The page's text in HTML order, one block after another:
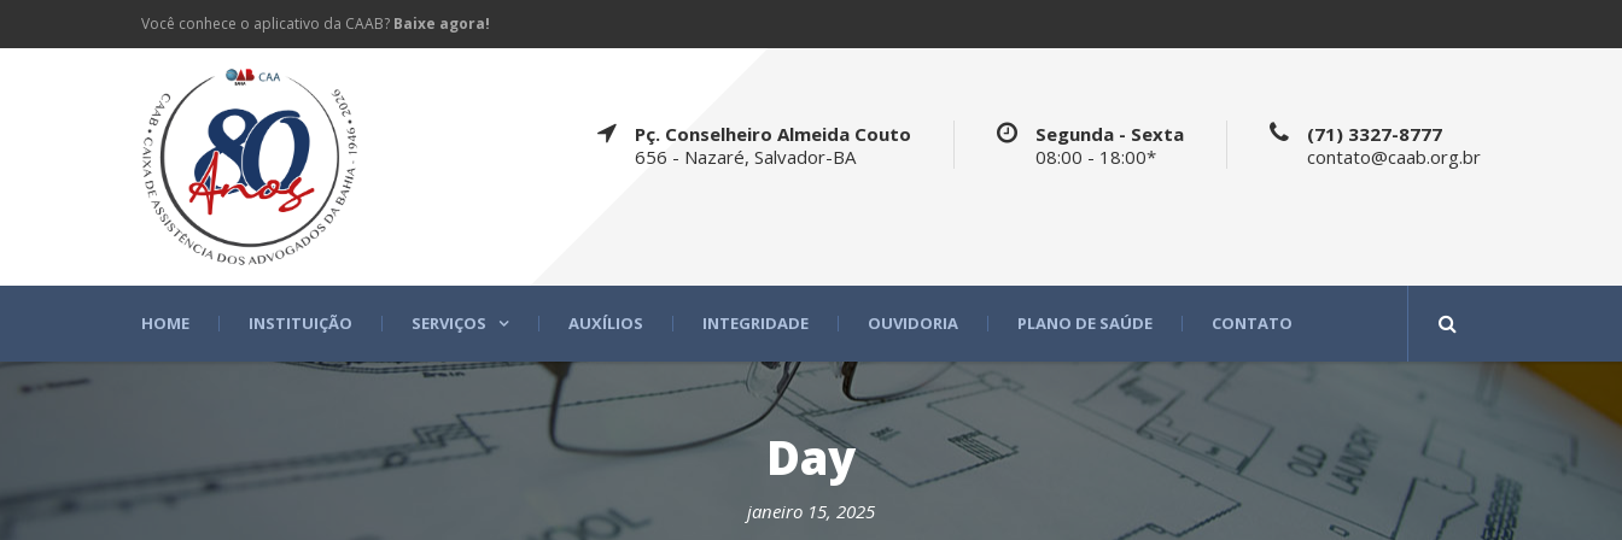
Você conhece o aplicativo da CAAB? Baixe agora!
Pç. Conselheiro Almeida Couto
656 - Nazaré, Salvador-BA
Segunda - Sexta
08:00 - 18:00*
(71) 3327-8777
contato@caab.org.br
HOME INSTITUIÇÃO SERVIÇOS AUXÍLIOS INTEGRIDADE OUVIDORIA PLANO DE SAÚDE CONTATO
Day
janeiro 15, 2025